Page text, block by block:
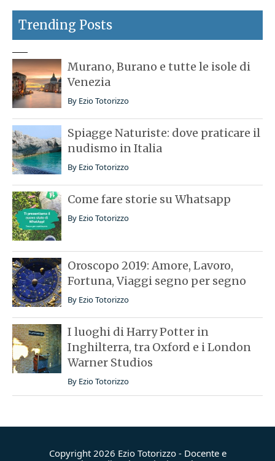
Trending Posts
Murano, Burano e tutte le isole di
Venezia
By Ezio Totorizzo
Spiagge Naturiste: dove praticare il
nudismo in Italia
By Ezio Totorizzo
Come fare storie su Whatsapp
By Ezio Totorizzo
Oroscopo 2019: Amore, Lavoro,
Fortuna, Viaggi segno per segno
By Ezio Totorizzo
I luoghi di Harry Potter in
Inghilterra, tra Oxford e i London
Warner Studios
By Ezio Totorizzo
Copyright 2026 Ezio Totorizzo - Docente e